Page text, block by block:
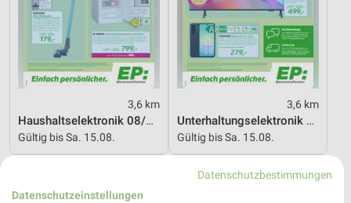
3,6 km
Haushaltselektronik 08/2026
Gültig bis Sa. 15.08.
3,6 km
Unterhaltungselektronik 08/2026
Gültig bis Sa. 15.08.
MediaMarkt Saturn
Datenschutzbestimmungen
Datenschutzeinstellungen